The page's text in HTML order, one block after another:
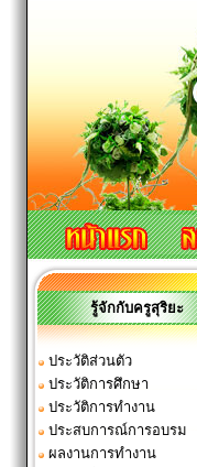
รู้จักกับครูสุริยะ
ประวัติส่วนตัว
ประวัติการศึกษา
ประวัติการทำงาน
ประสบการณ์การอบรม
ผลงานการทำงาน